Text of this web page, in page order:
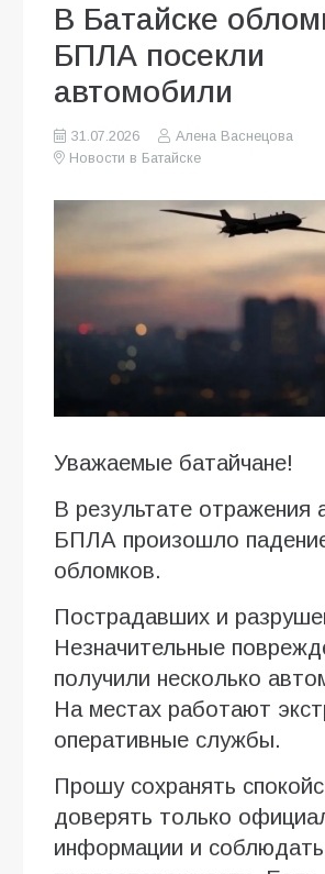
В Батайске
БПЛА посекли
автомобили
31.07.2026
Алена Васнецова
Новости в Батайске
Уважаемые батайчане!
В результате отражения
БПЛА произошло
обломков.
Пострадавших и
Незначительные
получили несколько
На местах работают
оперативные службы.
Прошу сохранять
доверять только
информации и